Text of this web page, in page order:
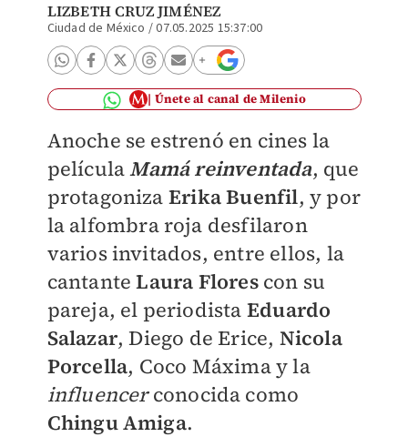
LIZBETH CRUZ JIMÉNEZ
Ciudad de México /07.05.2025 15:37:00
Únete al canal de Milenio
Anoche se estrenó en cines la
películaMamá reinventada, que
protagoniza Erika Buenfil, y por
la alfombra roja desfilaron
varios invitados, entre ellos, la
cantanteLaura Florescon su
pareja, el periodista Eduardo
Salazar, Diego de Erice, Nicola
Porcella, Coco Máxima y la
influencerconocida como
Chingu Amiga.